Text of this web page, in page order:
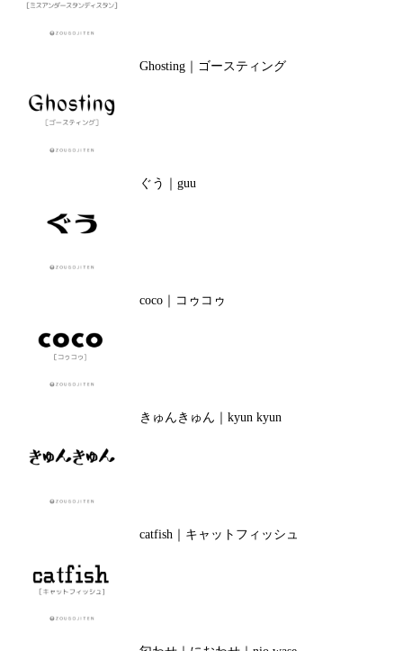
Ghosting｜ゴースティング
ぐう｜guu
coco｜コゥコゥ
きゅんきゅん｜kyun kyun
catfish｜キャットフィッシュ